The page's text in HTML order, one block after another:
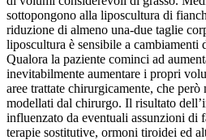
sottopongono alla liposcultura di
riduzione di almeno una-due taglie
liposcultura è sensibile a cambiamenti
Qualora la paziente cominci ad
inevitabilmente aumentare i propri
aree trattate chirurgicamente, che
modellati dal chirurgo. Il risultato
influenzato da eventuali assunzioni di
terapie sostitutive, ormoni tiroidei ed